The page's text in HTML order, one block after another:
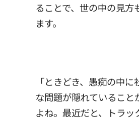
ることで、世の中の見方
ます。
「ときどき、愚痴の中
な問題が隠れていること
よね。最近だと、トラッ